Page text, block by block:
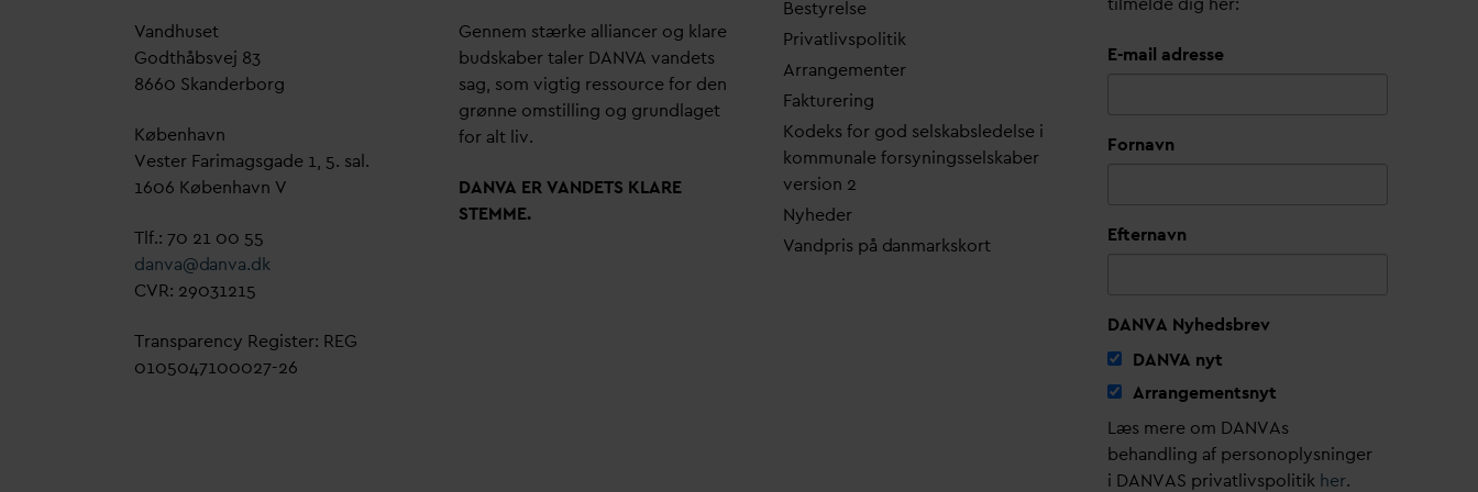
Vandhuset
Godthåbsvej 83
8660 Skanderborg
København
Vester Farimagsgade 1, 5. sal.
1606 København V
Tlf.: 70 21 00 55
danva@danva.dk
CVR: 29031215
Transparency Register: REG
0105047100027-26
Gennem stærke alliancer og klare
budskaber taler DANVA vandets
sag, som vigtig ressource for den
grønne omstilling og grundlaget
for alt liv.
DANVA ERVANDETS KLARE
STEMME.
Bestyrelse
Privatlivspolitik
Arrangementer
Fakturering
Kodeks for god selskabsledelse i
kommunale forsyningsselskaber
version 2
Nyheder
Vandpris på danmarkskort
E-mail adresse
Fornavn
Efternavn
DANVA Nyhedsbrev
DANVA nyt
Arrangementsnyt
Læs mere om DANVAs
behandling af personoplysninger
i DANVAS privatlivspolitik her.